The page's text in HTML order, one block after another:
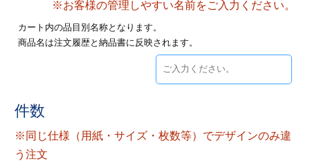
ファイル印刷
ァイル印刷
名刺印刷
ムカード印刷
刷
※お客様の管理しやすい名前をご入力ください。
カート内の品目別名称となります。
商品名は注文履歴と納品書に反映されます。
件数
※同じ仕様（用紙・サイズ・枚数等）でデザインのみ違
う注文